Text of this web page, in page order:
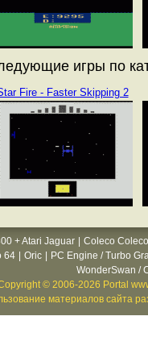
игры по
Fire - Faster Skipping 2
+ Atari Jaguar
Coleco
64 Oric
PC Engine / Turbo
WonderSwan /
© 2006-2026 Portal
материалов сайта